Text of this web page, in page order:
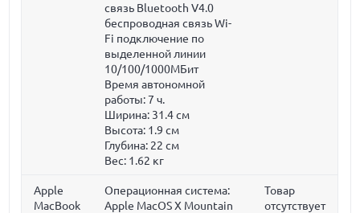
связь Bluetooth V4.0
беспроводная связь Wi-
Fi подключение по
выделенной линии
10/100/1000МБит
Время автономной
работы:7 ч.
Ширина: 31.4 см
Высота: 1.9 см
Глубина: 22 см
Вес: 1.62 кг
Apple
MacBook
Операционная система:
Apple MacOS X Mountain
Товар
отсутствует